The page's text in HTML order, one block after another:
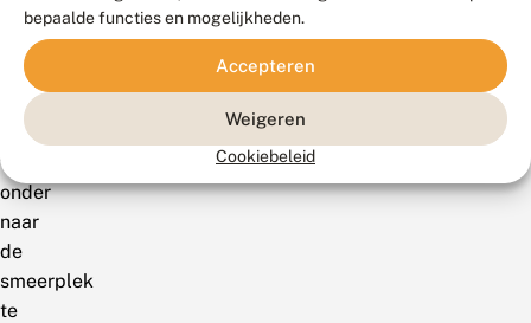
bepaalde functies en mogelijkheden.
Accepteren
Weigeren
Cookiebeleid
langzaam
met
zaklamp
van
onder
naar
de
smeerplek
te